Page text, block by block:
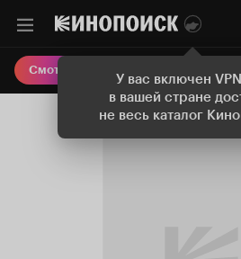
У вас включен
в вашей стране
не весь каталог
Смотреть кино Онлайн-